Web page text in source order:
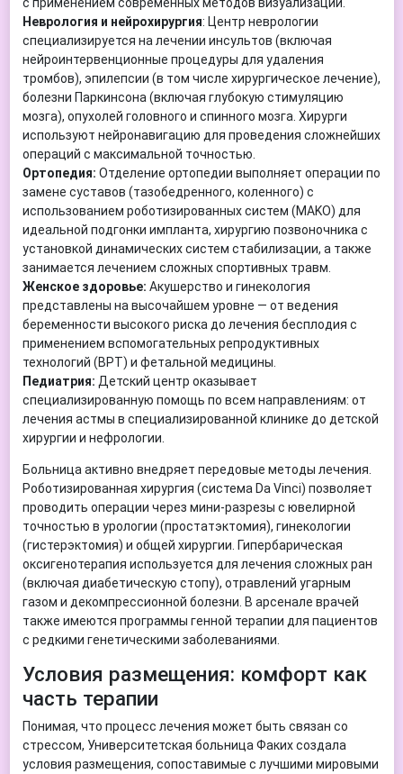
Неврология и нейрохирургия: Центр неврологии
специализируется на лечении инсультов (включая
нейроинтервенционные процедуры для удаления
тромбов), эпилепсии (в том числе хирургическое лечение),
болезни Паркинсона (включая глубокую стимуляцию
мозга), опухолей головного и спинного мозга. Хирурги
используют нейронавигацию для проведения сложнейших
операций с максимальной точностью.
Ортопедия: Отделение ортопедии выполняет операции по
замене суставов (тазобедренного, коленного) с
использованием роботизированных систем (MAKO) для
идеальной подгонки импланта, хирургию позвоночника с
установкой динамических систем стабилизации, а также
занимается лечением сложных спортивных травм.
Женское здоровье: Акушерство и гинекология
представлены на высочайшем уровне — от ведения
беременности высокого риска до лечения бесплодия с
применением вспомогательных репродуктивных
технологий (ВРТ) и фетальной медицины.
Педиатрия: Детский центр оказывает
специализированную помощь по всем направлениям: от
лечения астмы в специализированной клинике до детской
хирургии и нефрологии.
Больница активно внедряет передовые методы лечения.
Роботизированная хирургия (система Da Vinci) позволяет
проводить операции через мини-разрезы с ювелирной
точностью в урологии (простатэктомия), гинекологии
(гистерэктомия) и общей хирургии. Гипербарическая
оксигенотерапия используется для лечения сложных ран
(включая диабетическую стопу), отравлений угарным
газом и декомпрессионной болезни. В арсенале врачей
также имеются программы генной терапии для пациентов
с редкими генетическими заболеваниями.
Условия размещения: комфорт как
часть терапии
Понимая, что процесс лечения может быть связан со
стрессом, Университетская больница Факих создала
условия размещения, сопоставимые с лучшими мировыми